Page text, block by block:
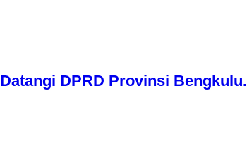
DPRD Provinsi Bengkulu.